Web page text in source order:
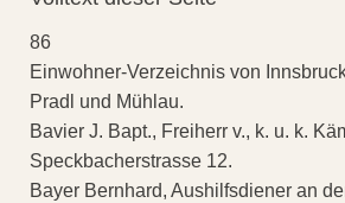
86
Einwohner-Verzeichnis von
Pradl und Mühlau.
Bavier J. Bapt., Freiherr v., k. u. k.
Speckbacherstrasse 12.
Bayer Bernhard, Aushilfsdiener an